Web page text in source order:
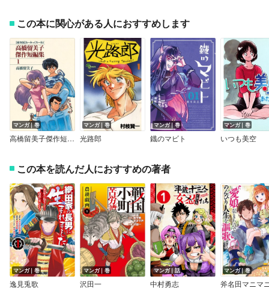
この本に関心がある人におすすめします
マンガ｜巻
高橋留美子傑作短編集〔るーみっく・わーるどスペシャル〕
マンガ｜巻
光路郎
マンガ｜巻
鐡のマビト
マンガ｜巻
いつも美空
この本を読んだ人におすすめの著者
マンガ｜巻
逸見兎歌
マンガ｜巻
沢田一
マンガ｜話
中村勇志
マンガ｜巻
斧名田マニマ